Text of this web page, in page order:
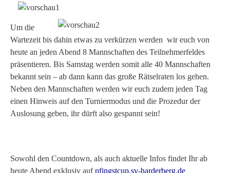
Um die
Wartezeit bis dahin etwas zu verkürzen werden wir euch von
heute an jeden Abend 8 Mannschaften des Teilnehmerfeldes
präsentieren. Bis Samstag werden somit alle 40 Mannschaften
bekannt sein – ab dann kann das große Rätselraten los gehen.
Neben den Mannschaften werden wir euch zudem jeden Tag
einen Hinweis auf den Turniermodus und die Prozedur der
Auslosung geben, ihr dürft also gespannt sein!
Sowohl den Countdown, als auch aktuelle Infos findet Ihr ab
heute Abend exklusiv aufpfingstcup.sv-harderberg.de